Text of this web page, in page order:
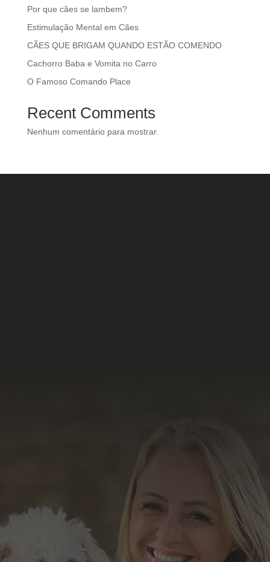
Por que cães se lambem?
Estimulação Mental em Cães
CÃES QUE BRIGAM QUANDO ESTÃO COMENDO
Cachorro Baba e Vomita no Carro
O Famoso Comando Place
Recent Comments
Nenhum comentário para mostrar.